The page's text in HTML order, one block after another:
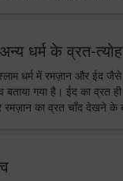
धर्म के व्रत-
धर्म में रमज़ान और ईद
बताया गया है। ईद का व्रत
रमज़ान का व्रत चाँद देखने के